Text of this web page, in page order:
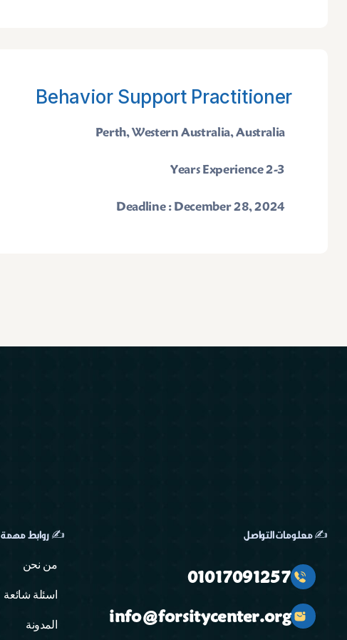
Behavior Support Practitioner
Perth, Western Australia, Australia
2-3 Years Experience
Deadline : December 28, 2024
✍️ معلومات التواصل
01017091257
info@forsitycenter.org
✍️ روابط مهمة
من نحن
اسئلة شائعة
المدونة